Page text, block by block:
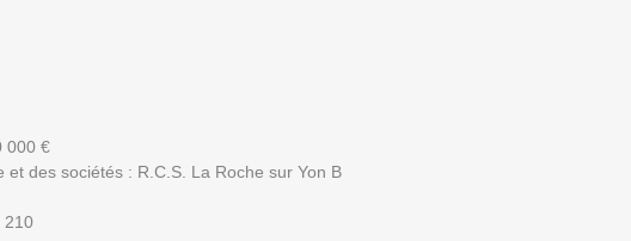
000 €
des sociétés : R.C.S. La Roche sur Yon B
210